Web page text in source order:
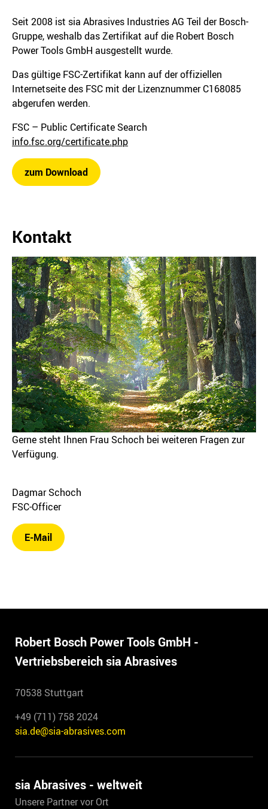
Seit 2008 ist sia Abrasives Industries AG Teil der Bosch-
Gruppe, weshalb das Zertifikat auf die Robert Bosch
Power Tools GmbH ausgestellt wurde.
Das gültige FSC-Zertifikat kann auf der offiziellen
Internetseite des FSC mit der Lizenznummer C168085
abgerufen werden.
FSC – Public Certificate Search
info.fsc.org/certificate.php
zum Download
Kontakt
Gerne steht Ihnen Frau Schoch bei weiteren Fragen zur
Verfügung.
Dagmar Schoch
FSC-Officer
E-Mail
Robert Bosch Power Tools GmbH -
Vertriebsbereich sia Abrasives
70538 Stuttgart
+49 (711) 758 2024
sia.de@sia-abrasives.com
sia Abrasives - weltweit
Unsere Partner vor Ort